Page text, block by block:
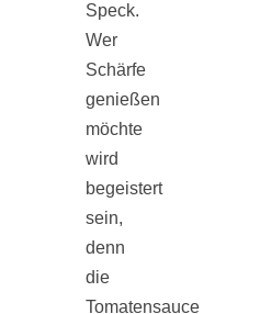
Speck.
Wer
Schärfe
genießen
möchte
wird
begeistert
sein,
denn
die
Tomatensauce